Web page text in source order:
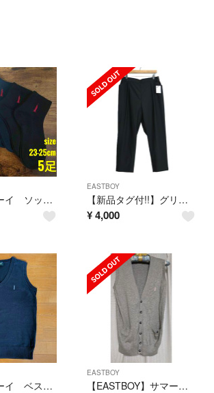
イーストボーイ ソックス スクール 23〜25cm 5足
EASTBOY
【新品タグ付!!】グリーンノート★シンプルボトム アウトレット品 ストレッチ 長ズボン 大きいサイズ19 黒系 z21918
¥ 4,000
イーストボーイ ベスト 紺 サイズ9号
EASTBOY
【EASTBOY】サマーベスト